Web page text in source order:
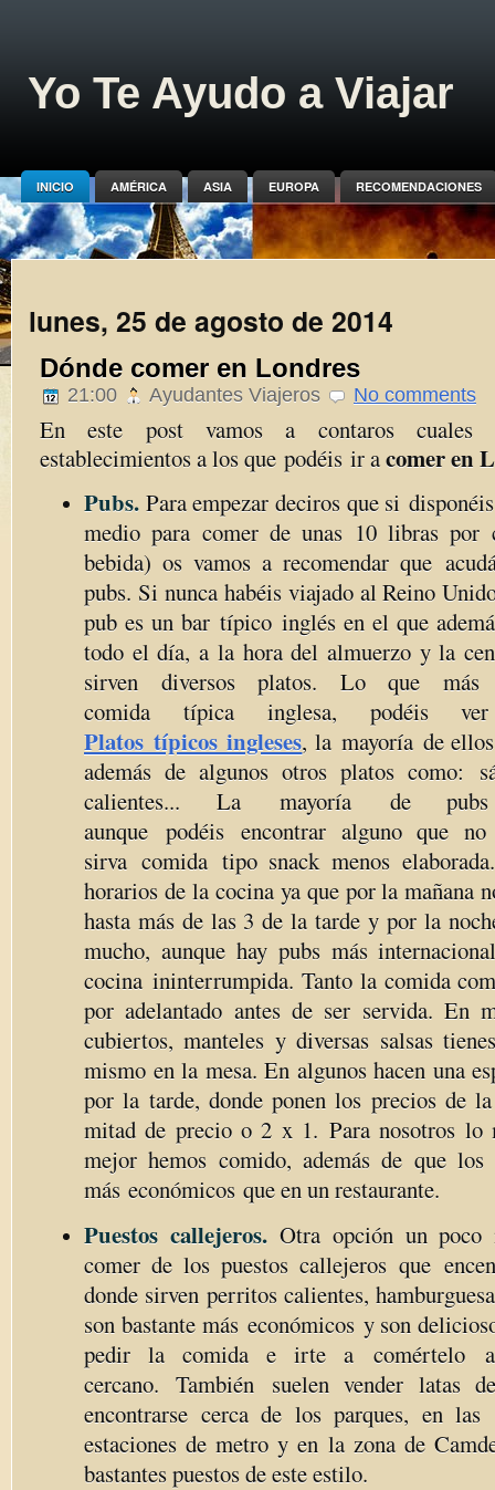
Yo Te Ayudo a Viajar
INICIO AMÉRICA ASIA EUROPA RECOMENDACIONES
lunes, 25 de agosto de 2014
Dónde comer en Londres
21:00 Ayudantes Viajeros No comments
En este post vamos a contaros cuales
establecimientos a los que podéis ir acomer en
Pubs. Para empezar deciros que si
medio para comer de unas 10 libras por
bebida) os vamos a recomendar que
pubs. Si nunca habéis viajado al Reino
pub es un bar típico inglés en el que
todo el día, a la hora del almuerzo y la
sirven diversos platos. Lo que
comida típica inglesa, podéis
Platos típicos ingleses, la mayoría de
además de algunos otros platos como:
calientes... La mayoría de
aunque podéis encontrar alguno que
sirva comida tipo snack menos
horarios de la cocina ya que por la mañana
hasta más de las 3 de la tarde y por la
mucho, aunque hay pubs más
cocina ininterrumpida. Tanto la comida
por adelantado antes de ser servida. En
cubiertos, manteles y diversas salsas
mismo en la mesa. En algunos hacen una
por la tarde, donde ponen los precios de
mitad de precio o 2 x 1. Para nosotros lo
mejor hemos comido, además de que los
más económicos que en un restaurante.
Puestos callejeros. Otra opción un poco
comer de los puestos callejeros que
donde sirven perritos calientes,
son bastante más económicos y son
pedir la comida e irte a comértelo a
cercano. También suelen vender latas
encontrarse cerca de los parques, en las
estaciones de metro y en la zona de
bastantes puestos de este estilo.